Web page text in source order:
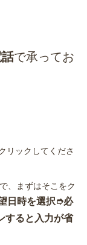
で承ってお
リックしてくださ
、まずはそこをク
日時を選択➮必
すると入力が省